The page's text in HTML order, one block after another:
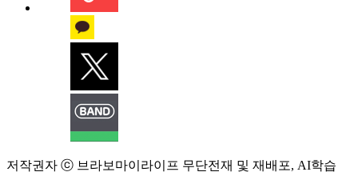
저작권자 ⓒ 브라보마이라이프 무단전재 및 재배포, AI학습